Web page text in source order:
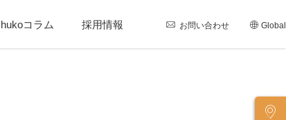
コラム 採用情報 お問い合わせ Global